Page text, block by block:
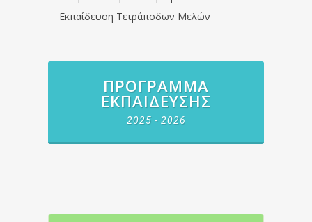
Εκπαίδευση Τετράποδων Μελών
ΠΡΌΓΡΑΜΜΑ
ΕΚΠΑΊΔΕΥΣΗΣ
2025 - 2026